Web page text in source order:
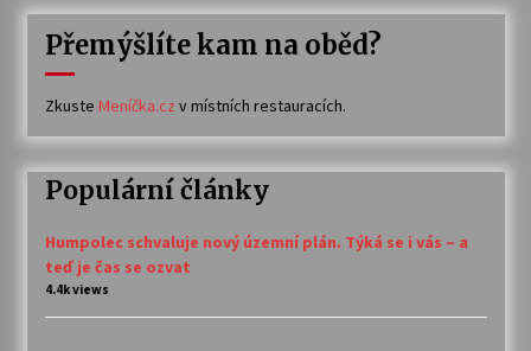
Přemýšlíte kam na oběd?
Zkuste Meníčka.cz v místních restauracích.
Populární články
Humpolec schvaluje nový územní plán. Týká se i vás – a
teď je čas se ozvat
4.4k views